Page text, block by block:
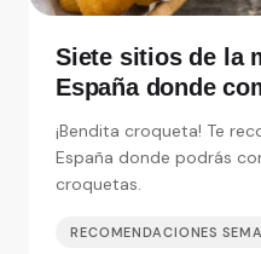
Siete sitios de la
España donde
¡Bendita croqueta! Te
España donde podrás
croquetas.
RECOMENDACIONES